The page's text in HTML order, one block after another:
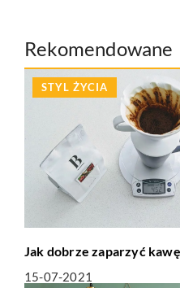
Rekomendowane
STYL ŻYCIA
Jak dobrze zaparzyć
15-07-2021